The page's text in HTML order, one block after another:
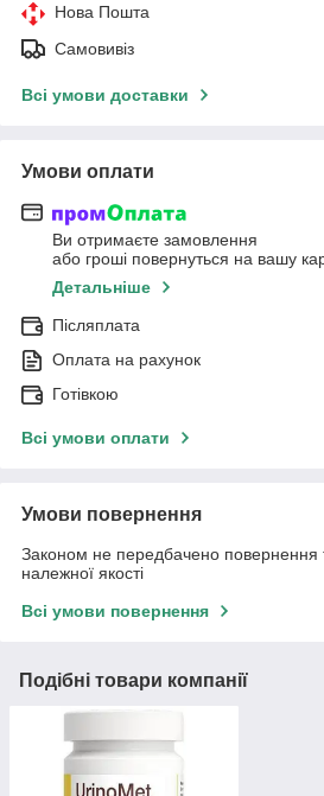
Нова Пошта
Самовивіз
Всі умови доставки
Умови оплати
Ви отримаєте замовлення
або гроші повернуться на вашу
Детальніше
Післяплата
Оплата на рахунок
Готівкою
Всі умови оплати
Умови повернення
Законом не передбачено повернення
належної якості
Всі умови повернення
Подібні товари компанії